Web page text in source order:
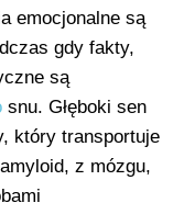
emocjonalne są
gdy fakty,
są
snu. Głęboki sen
który transportuje
z mózgu,